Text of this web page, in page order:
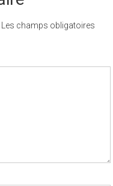
Les champs obligatoires